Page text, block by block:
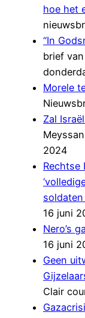
hoe het
“In
brief
Morele
Zal
2024
Rechtse
16 juni
Nero’s
16 juni
Geen
Clair